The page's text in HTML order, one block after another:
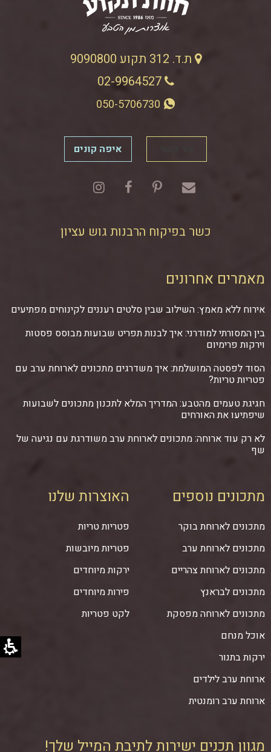
ת.ד. 312 תקוע 9090800
02-9964527
איפה קונים
כשר בפיקוח הרבנות גוש עציון
מאמרים אחרונים
אירוח ללא מאמץ: השילוב שבין סלטים רעננים לקינוחים מפתיעים
בין המסורתי למודרני: איך לבנות תפריט שבועות מבוסס פסטות
וירקות פרימיום
הסוד לפסטה המושלמת: איך משדרגים מתכונים לארוחת ערב עם
פטריות טריות?
חגיגת טעמים מהטבע: המדריך המלא לתכנון מתכונים לשבועות
שיפתיעו את האורחים
לא רק עוד ארוחה: מתכונים לארוחת ערב משודרגת עם נגיעה של
שף
מתכונים נוספים
מתכונים לארוחת בוקר
מתכונים לארוחת ערב
מתכונים לארוחת צהריים
מתכונים לבראנץ
מתכונים לארוחה מפסקת
אוכל מנחם
ירקות בתנור
ארוחת ערב לילדים
ארוחת ערב רומנטית
האוצרות שלנו
פטריות טריות
פטריות מיובשות
ירקות מיוחדים
פירות מיוחדים
לקט פטריות
מגוון תכנים ישירות לתיבת המייל שלך!